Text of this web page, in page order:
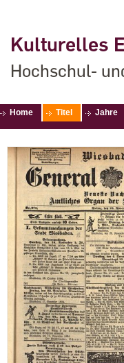
Kulturelles
Hochschul-
Home Titel Jahre